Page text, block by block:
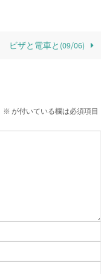
ビザと電車と(09/06)
※ が付いている欄は必須項目